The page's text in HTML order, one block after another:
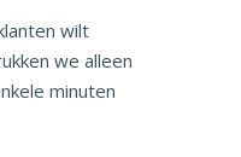
wilt
we alleen
minuten